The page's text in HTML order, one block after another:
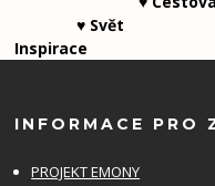
♥ Svět
INFORMACE PRO
PROJEKT EMONY